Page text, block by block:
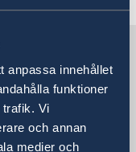
anpassa innehållet
funktioner
Vi
och annan
medier och